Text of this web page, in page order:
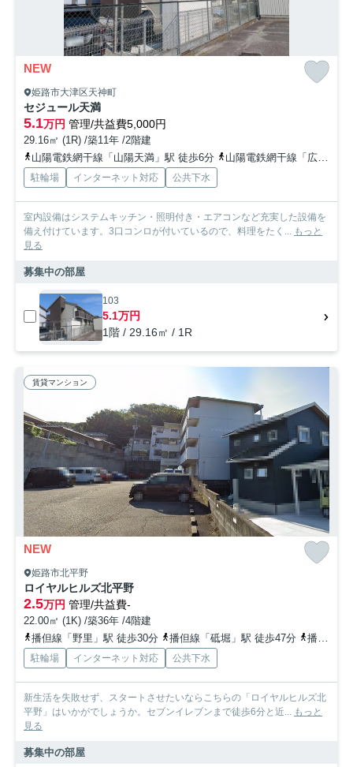
NEW
姫路市大津区天神町
セジュール天満
5.1万円 管理/共益費5,000円
29.16㎡ (1R) /築11年 /2階建
山陽電鉄網干線「山陽天満」駅 徒歩6分
山陽電鉄網干線「広畑」駅 徒歩20分
駐輪場 インターネット対応 公共下水
室内設備はシステムキッチン・照明付き・エアコンなど充実した設備を
備え付けています。3口コンロが付いているので、料理をたく...
もっと
見る
募集中の部屋
103
5.1万円
1階 / 29.16㎡ / 1R
賃貸マンション
NEW
姫路市北平野
ロイヤルヒルズ北平野
2.5万円 管理/共益費-
22.00㎡ (1K) /築36年 /4階建
播但線「野里」駅 徒歩30分
播但線「砥堀」駅 徒歩47分 播但線「京口」駅 徒歩53分
駐輪場 インターネット対応 公共下水
新生活を失敗せず、スタートさせたいならこちらの「ロイヤルヒルズ北
平野」はいかがでしょうか。セブンイレブンまで徒歩6分と近...
もっと
見る
募集中の部屋